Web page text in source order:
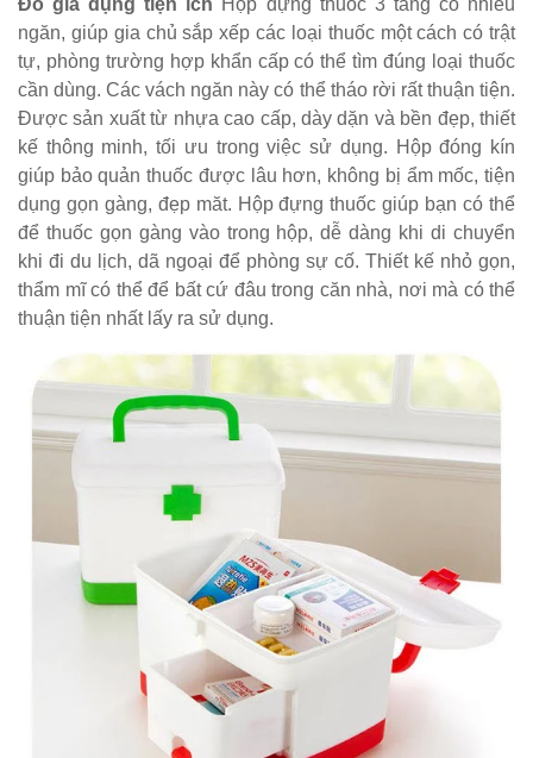
Đồ gia dụng tiện ích Hộp đựng thuốc 3 tầng có nhiều
ngăn, giúp gia chủ sắp xếp các loại thuốc một cách có trật
tự, phòng trường hợp khẩn cấp có thể tìm đúng loại thuốc
cần dùng. Các vách ngăn này có thể tháo rời rất thuận tiện.
Được sản xuất từ nhựa cao cấp, dày dặn và bền đẹp, thiết
kế thông minh, tối ưu trong việc sử dụng. Hộp đóng kín
giúp bảo quản thuốc được lâu hơn, không bị ẩm mốc, tiện
dụng gọn gàng, đẹp măt. Hộp đựng thuốc giúp bạn có thể
để thuốc gọn gàng vào trong hộp, dễ dàng khi di chuyển
khi đi du lịch, dã ngoại để phòng sự cố. Thiết kế nhỏ gọn,
thẩm mĩ có thể để bất cứ đâu trong căn nhà, nơi mà có thể
thuận tiện nhất lấy ra sử dụng.